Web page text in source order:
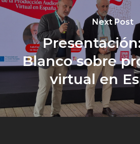
Next Post
Blanco sobre
virtual en